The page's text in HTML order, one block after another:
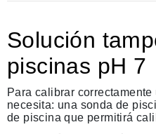
Solución
piscinas pH 7
Para calibrar
necesita: una sonda de
de piscina que permitirá